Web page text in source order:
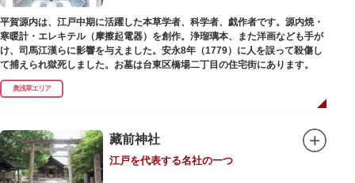
平賀源内は、江戸中期に活躍した本草学者、科学者、戯作者です。源内焼・
寒暖計・エレキテル（摩擦起電器）を創作。浄瑠璃本、また洋画なども手が
け、司馬江漢らに影響を与えました。安永8年（1779）に人を誤って殺傷し
て捕えられ獄死しました。お墓は台東区橋場二丁目の住宅街にあります。
奥浅草エリア
藏前神社
江戸を代表する名社の一つ